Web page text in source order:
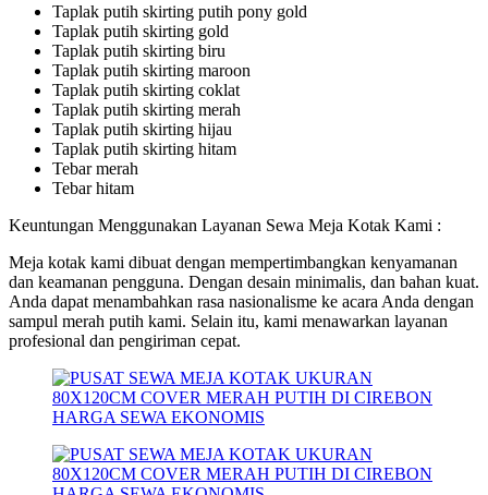
Taplak putih skirting putih pony gold
Taplak putih skirting gold
Taplak putih skirting biru
Taplak putih skirting maroon
Taplak putih skirting coklat
Taplak putih skirting merah
Taplak putih skirting hijau
Taplak putih skirting hitam
Tebar merah
Tebar hitam
Keuntungan Menggunakan Layanan Sewa Meja Kotak Kami :
Meja kotak kami dibuat dengan mempertimbangkan kenyamanan
dan keamanan pengguna. Dengan desain minimalis, dan bahan kuat.
Anda dapat menambahkan rasa nasionalisme ke acara Anda dengan
sampul merah putih kami. Selain itu, kami menawarkan layanan
profesional dan pengiriman cepat.